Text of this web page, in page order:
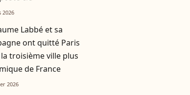
2026
Labbé et sa
ont quitté Paris
troisième ville plus
de France
2026